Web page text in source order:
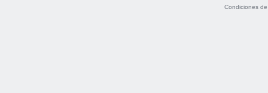
Condiciones